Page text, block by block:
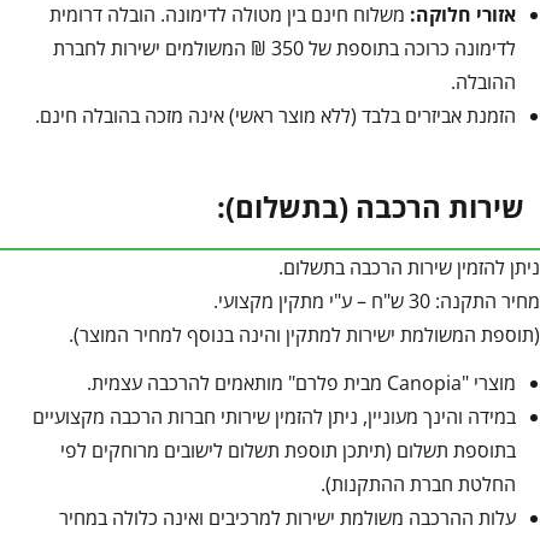
אזורי חלוקה: משלוח חינם בין מטולה לדימונה. הובלה דרומית
לדימונה כרוכה בתוספת של 350 ₪ המשולמים ישירות לחברת
ההובלה.
הזמנת אביזרים בלבד (ללא מוצר ראשי) אינה מזכה בהובלה חינם.
שירות הרכבה (בתשלום):
ניתן להזמין שירות הרכבה בתשלום.
מחיר התקנה: 30 ש"ח – ע"י מתקין מקצועי.
(תוספת המשולמת ישירות למתקין והינה בנוסף למחיר המוצר).
מוצרי "Canopia מבית פלרם" מותאמים להרכבה עצמית.
במידה והינך מעוניין, ניתן להזמין שירותי חברות הרכבה מקצועיים
בתוספת תשלום (תיתכן תוספת תשלום לישובים מרוחקים לפי
החלטת חברת ההתקנות).
עלות ההרכבה משולמת ישירות למרכיבים ואינה כלולה במחיר